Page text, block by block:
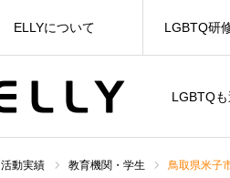
LGBTQ
ELLYについて LGBTQ研
活動実績 教育機関・学生 鳥取県米子